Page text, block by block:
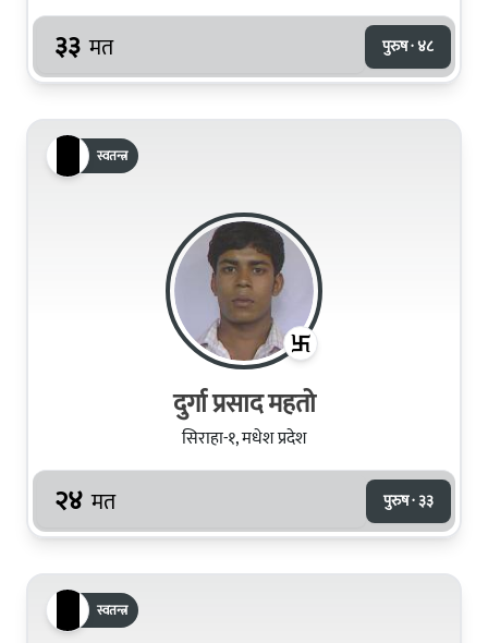
३३ मत पुरुष · ४८
स्वतन्त्र
दुर्गा प्रसाद महतो
सिराहा-१, मधेश प्रदेश
२४ मत पुरुष · ३३
स्वतन्त्र